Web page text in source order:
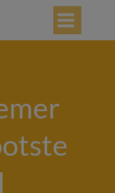
